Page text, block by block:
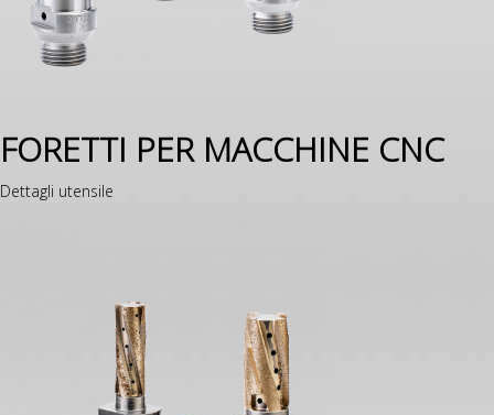
FORETTI PER MACCHINE CNC
Dettagli utensile